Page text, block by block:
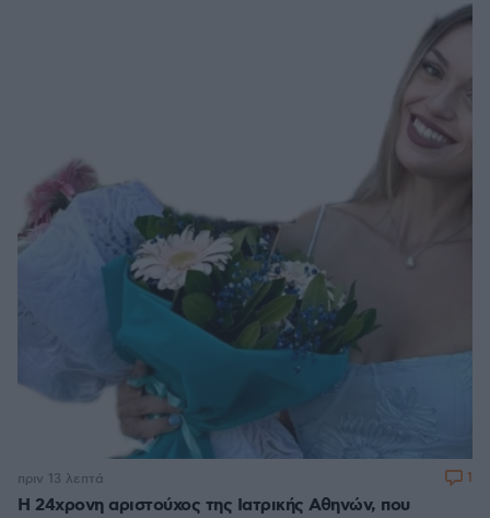
Η 24χρονη αριστούχος της Ιατρικής Αθηνών, που
πριν 13 λεπτά 1